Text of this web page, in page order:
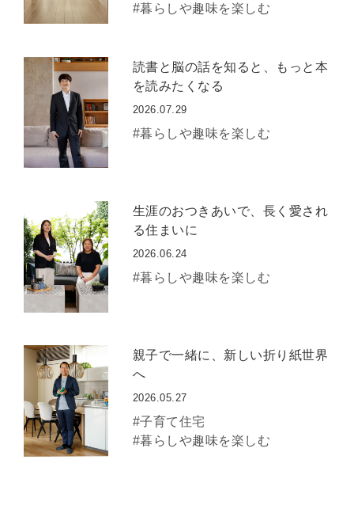
#暮らしや趣味を楽しむ
読書と脳の話を知ると、もっと本
を読みたくなる
2026.07.29
#暮らしや趣味を楽しむ
生涯のおつきあいで、長く愛され
る住まいに
2026.06.24
#暮らしや趣味を楽しむ
親子で一緒に、新しい折り紙世界
へ
2026.05.27
#子育て住宅
#暮らしや趣味を楽しむ